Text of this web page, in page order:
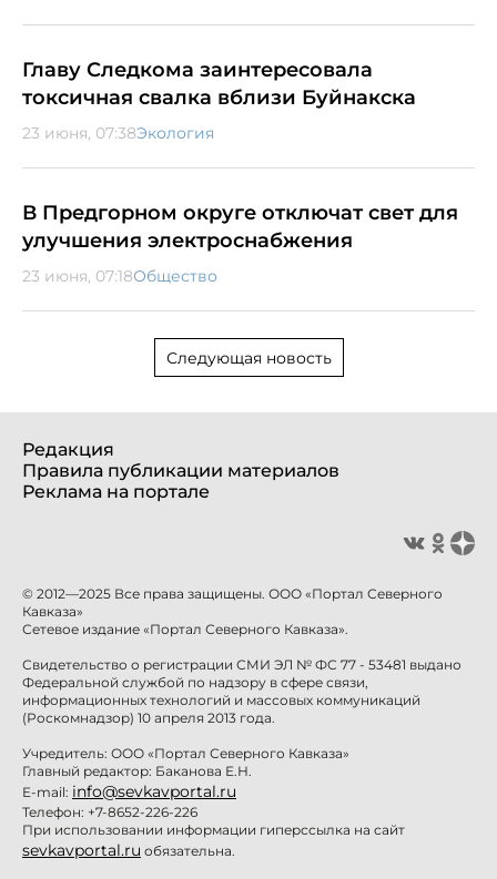
Главу Следкома заинтересовала
токсичная свалка вблизи Буйнакска
23 июня, 07:38Экология
В Предгорном округе отключат свет для
улучшения электроснабжения
23 июня, 07:18Общество
Следующая новость
Редакция
Правила публикации материалов
Реклама на портале
© 2012—2025 Все права защищены. ООО «Портал Северного
Кавказа»
Сетевое издание «Портал Северного Кавказа».
Свидетельство о регистрации СМИ ЭЛ № ФС 77 - 53481 выдано
Федеральной службой по надзору в сфере связи,
информационных технологий и массовых коммуникаций
(Роскомнадзор) 10 апреля 2013 года.
Учредитель: ООО «Портал Северного Кавказа»
Главный редактор: Баканова Е.Н.
E-mail: info@sevkavportal.ru
Телефон: +7-8652-226-226
При использовании информации гиперссылка на сайт
sevkavportal.ru обязательна.